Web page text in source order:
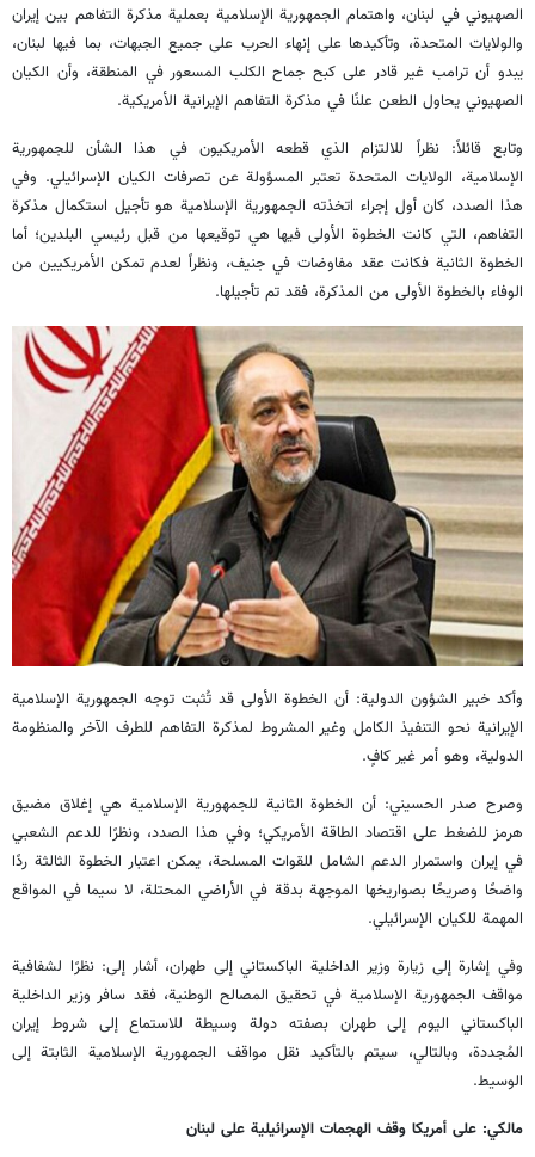
الصهيوني في لبنان، واهتمام الجمهورية الإسلامية بعملية مذكرة التفاهم بين إيران
والولايات المتحدة، وتأكيدها على إنهاء الحرب على جميع الجبهات، بما فيها لبنان،
يبدو أن ترامب غير قادر على كبح جماح الكلب المسعور في المنطقة، وأن الكيان
الصهيوني يحاول الطعن علنًا في مذكرة التفاهم الإيرانية الأمريكية.
وتابع قائلاً: نظراً للالتزام الذي قطعه الأمريكيون في هذا الشأن للجمهورية
الإسلامية، الولايات المتحدة تعتبر المسؤولة عن تصرفات الكيان الإسرائيلي. وفي
هذا الصدد، كان أول إجراء اتخذته الجمهورية الإسلامية هو تأجيل استكمال مذكرة
التفاهم، التي كانت الخطوة الأولى فيها هي توقيعها من قبل رئيسي البلدين؛ أما
الخطوة الثانية فكانت عقد مفاوضات في جنيف، ونظراً لعدم تمكن الأمريكيين من
الوفاء بالخطوة الأولى من المذكرة، فقد تم تأجيلها.
وأكد خبير الشؤون الدولية: أن الخطوة الأولى قد تُثبت توجه الجمهورية الإسلامية
الإيرانية نحو التنفيذ الكامل وغير المشروط لمذكرة التفاهم للطرف الآخر والمنظومة
الدولية، وهو أمر غير كافٍ.
وصرح صدر الحسيني: أن الخطوة الثانية للجمهورية الإسلامية هي إغلاق مضيق
هرمز للضغط على اقتصاد الطاقة الأمريكي؛ وفي هذا الصدد، ونظرًا للدعم الشعبي
في إيران واستمرار الدعم الشامل للقوات المسلحة، يمكن اعتبار الخطوة الثالثة ردًا
واضحًا وصريحًا بصواريخها الموجهة بدقة في الأراضي المحتلة، لا سيما في المواقع
المهمة للكيان الإسرائيلي.
وفي إشارة إلى زيارة وزير الداخلية الباكستاني إلى طهران، أشار إلى: نظرًا لشفافية
مواقف الجمهورية الإسلامية في تحقيق المصالح الوطنية، فقد سافر وزير الداخلية
الباكستاني اليوم إلى طهران بصفته دولة وسيطة للاستماع إلى شروط إيران
المُجددة، وبالتالي، سيتم بالتأكيد نقل مواقف الجمهورية الإسلامية الثابتة إلى
الوسيط.
مالكي: على أمريكا وقف الهجمات الإسرائيلية على لبنان